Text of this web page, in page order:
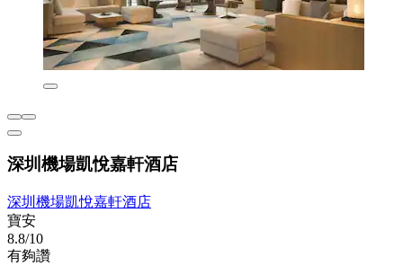
深圳機場凱悅嘉軒酒店
深圳機場凱悅嘉軒酒店
寶安
8.8/10
有夠讚